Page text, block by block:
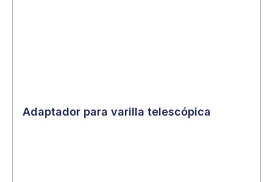
Adaptador para varilla telescópica